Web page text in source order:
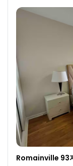
Romainville 93지